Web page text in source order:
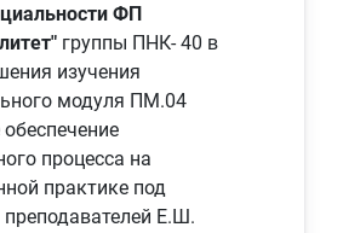
ФП
группы ПНК- 40 в
изучения
модуля ПМ.04
процесса на
практике под
Е.Ш.